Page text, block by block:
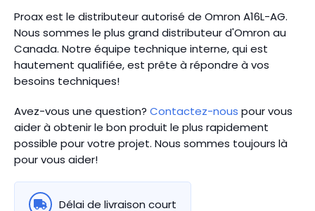
Proax est le distributeur autorisé de Omron A16L-AG.
Nous sommes le plus grand distributeur d'Omron au
Canada. Notre équipe technique interne, qui est
hautement qualifiée, est prête à répondre à vos
besoins techniques!
Avez-vous une question? Contactez-nous pour vous
aider à obtenir le bon produit le plus rapidement
possible pour votre projet. Nous sommes toujours là
pour vous aider!
Délai de livraison court